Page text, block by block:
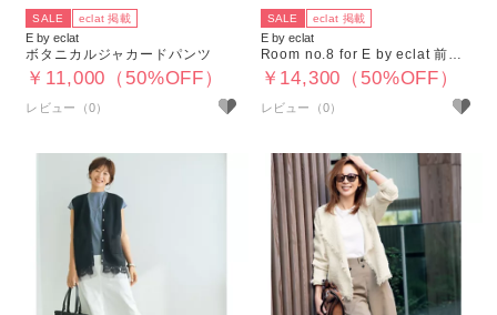
SALE eclat 掲載
E by eclat
ボタニカルジャカードパンツ
￥11,000（50%OFF）
SALE eclat 掲載
E by eclat
Room no.8 for E by eclat 前立てレースブルゾン
￥14,300（50%OFF）